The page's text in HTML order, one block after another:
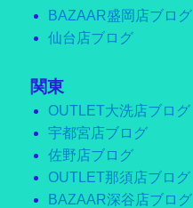
BAZAAR盛岡店ブログ
仙台店ブログ
関東
OUTLET大洗店ブログ
宇都宮店ブログ
佐野店ブログ
OUTLET那須店ブログ
BAZAAR深谷店ブログ